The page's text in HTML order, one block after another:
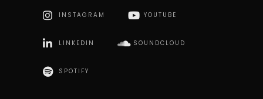
INSTAGRAM YOUTUBE
LINKEDIN SOUNDCLOUD
SPOTIFY